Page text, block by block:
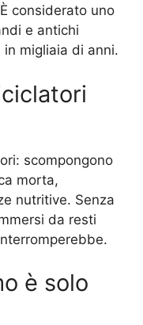
considerato uno
e antichi
in migliaia di anni.
scompongono
morta,
nutritive. Senza
da resti
è solo